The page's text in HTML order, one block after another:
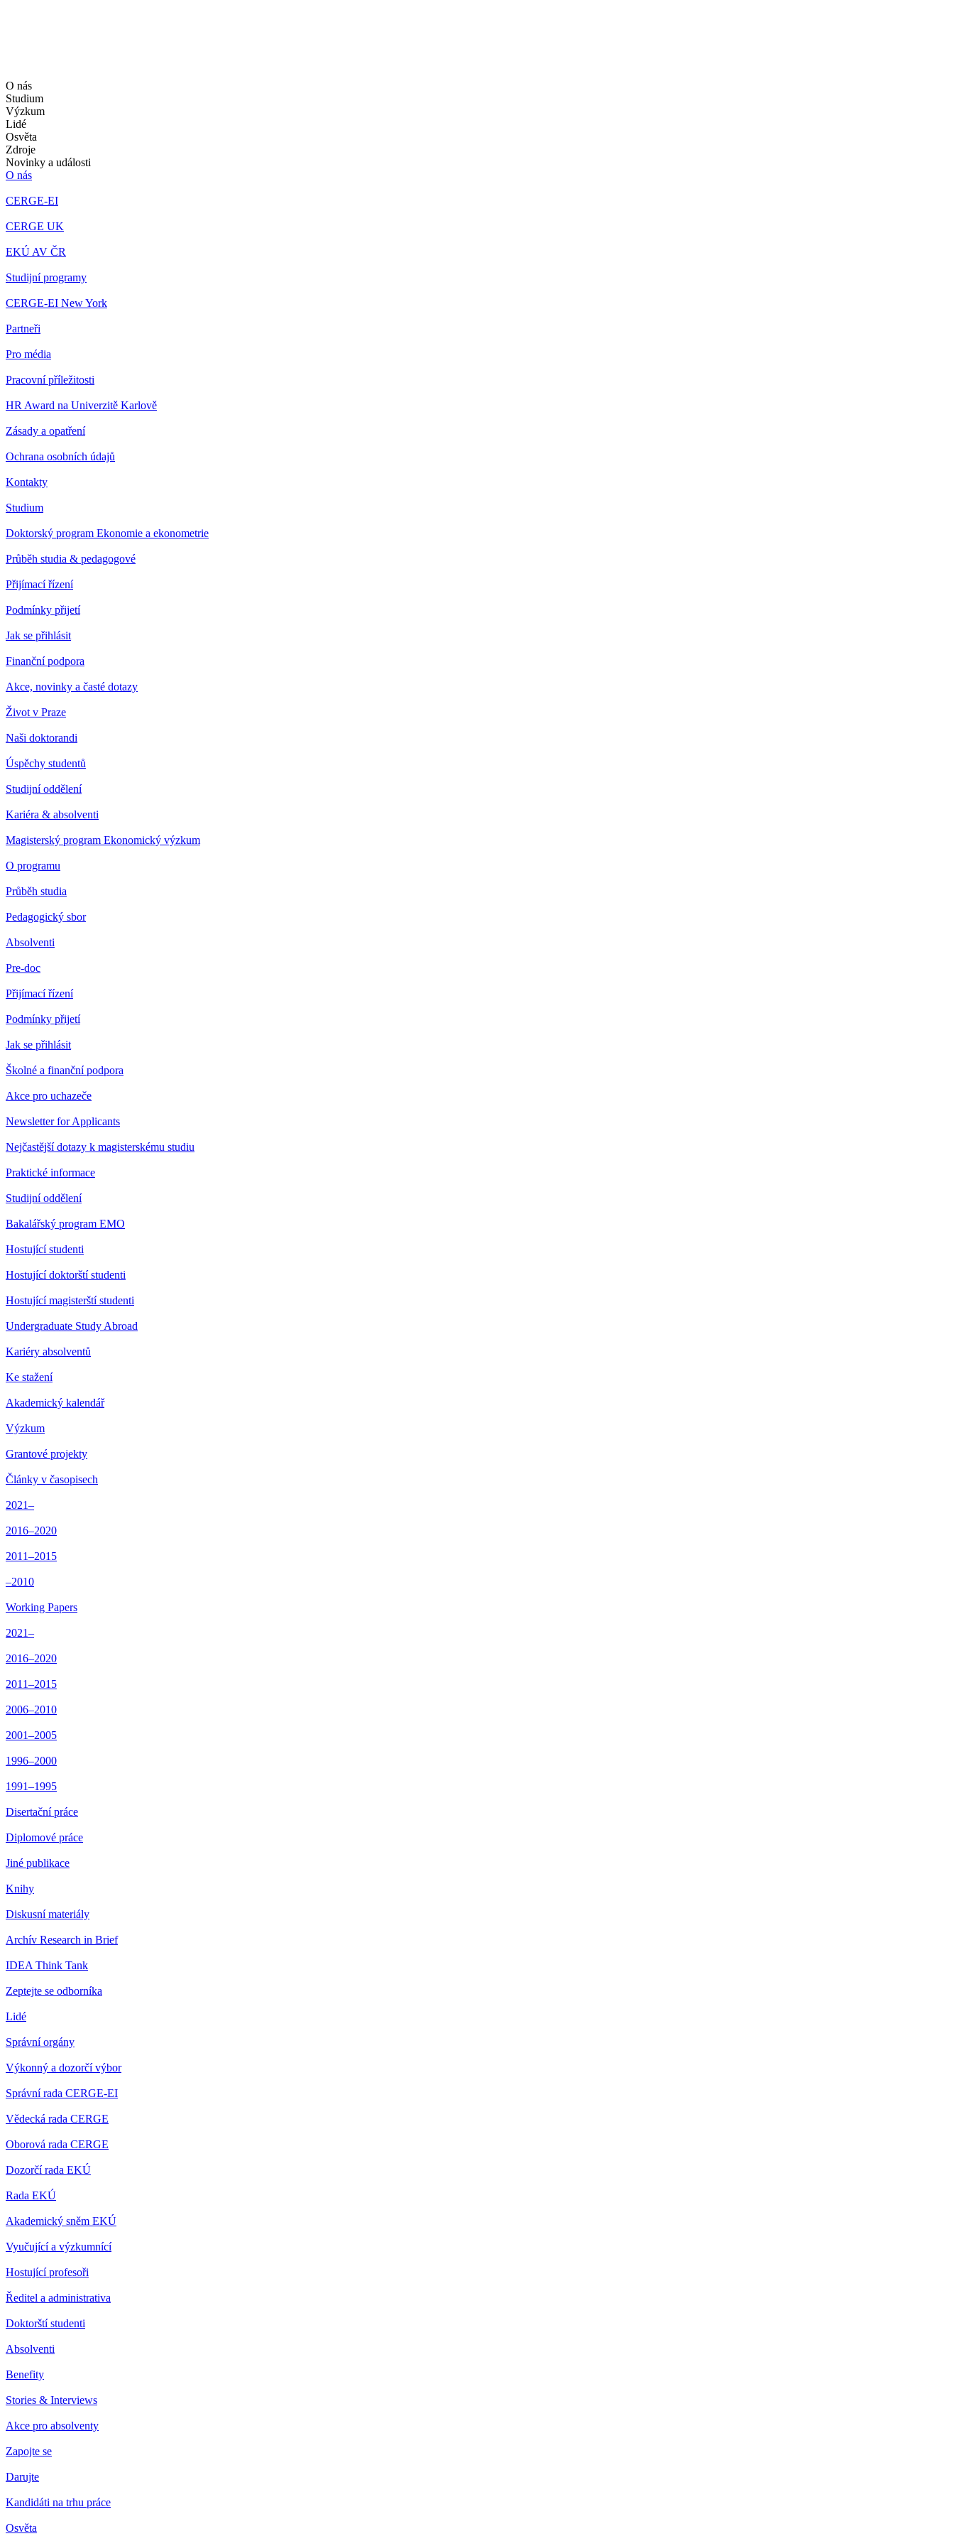
O nás
Studium
Výzkum
Lidé
Osvěta
Zdroje
Novinky a události
O nás
CERGE-EI
CERGE UK
EKÚ AV ČR
Studijní programy
CERGE-EI New York
Partneři
Pro média
Pracovní příležitosti
HR Award na Univerzitě Karlově
Zásady a opatření
Ochrana osobních údajů
Kontakty
Studium
Doktorský program Ekonomie a ekonometrie
Průběh studia & pedagogové
Přijímací řízení
Podmínky přijetí
Jak se přihlásit
Finanční podpora
Akce, novinky a časté dotazy
Život v Praze
Naši doktorandi
Úspěchy studentů
Studijní oddělení
Kariéra & absolventi
Magisterský program Ekonomický výzkum
O programu
Průběh studia
Pedagogický sbor
Absolventi
Pre-doc
Přijímací řízení
Podmínky přijetí
Jak se přihlásit
Školné a finanční podpora
Akce pro uchazeče
Newsletter for Applicants
Nejčastější dotazy k magisterskému studiu
Praktické informace
Studijní oddělení
Bakalářský program EMO
Hostující studenti
Hostující doktorští studenti
Hostující magisterští studenti
Undergraduate Study Abroad
Kariéry absolventů
Ke stažení
Akademický kalendář
Výzkum
Grantové projekty
Články v časopisech
2021–
2016–2020
2011–2015
–2010
Working Papers
2021–
2016–2020
2011–2015
2006–2010
2001–2005
1996–2000
1991–1995
Disertační práce
Diplomové práce
Jiné publikace
Knihy
Diskusní materiály
Archív Research in Brief
IDEA Think Tank
Zeptejte se odborníka
Lidé
Správní orgány
Výkonný a dozorčí výbor
Správní rada CERGE-EI
Vědecká rada CERGE
Oborová rada CERGE
Dozorčí rada EKÚ
Rada EKÚ
Akademický sněm EKÚ
Vyučující a výzkumnící
Hostující profesoři
Ředitel a administrativa
Doktorští studenti
Absolventi
Benefity
Stories & Interviews
Akce pro absolventy
Zapojte se
Darujte
Kandidáti na trhu práce
Osvěta